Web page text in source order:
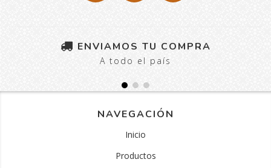
ENVIAMOS TU COMPRA
A todo el país
NAVEGACIÓN
Inicio
Productos